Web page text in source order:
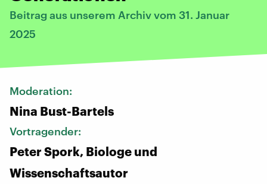
Beitrag aus unserem Archiv vom 31. Januar
2025
Moderation:
Nina Bust-Bartels
Vortragender:
Peter Spork, Biologe und
Wissenschaftsautor